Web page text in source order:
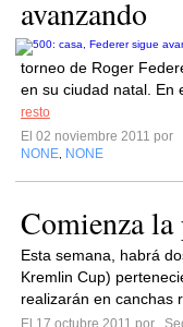
avanzando
torneo de Roger
en su ciudad natal. En
resto
El 02 noviembre 2011 por
NONE NONE
Comienza
Esta semana, habrá
Kremlin Cup)
realizarán en canchas
El 17 octubre 2011 por